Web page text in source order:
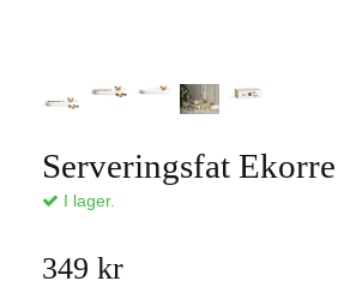
Serveringsfat Ekorre
I lager.
349 kr